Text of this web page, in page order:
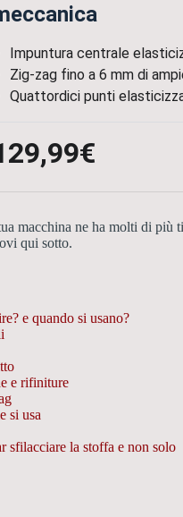
Impuntura centrale
Zig-zag fino a 6 mm di
Quattordici punti
macchina ne ha molti di più
qui sotto.
e quando si usano?
e rifiniture
si usa
sfilacciare la stoffa e non solo